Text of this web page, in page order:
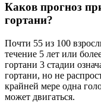
Каков прогноз
гортани?
Почти 55 из 100
течение 5 лет или
гортани 3 стадии
гортани, но не
крайней мере одна
может двигаться.